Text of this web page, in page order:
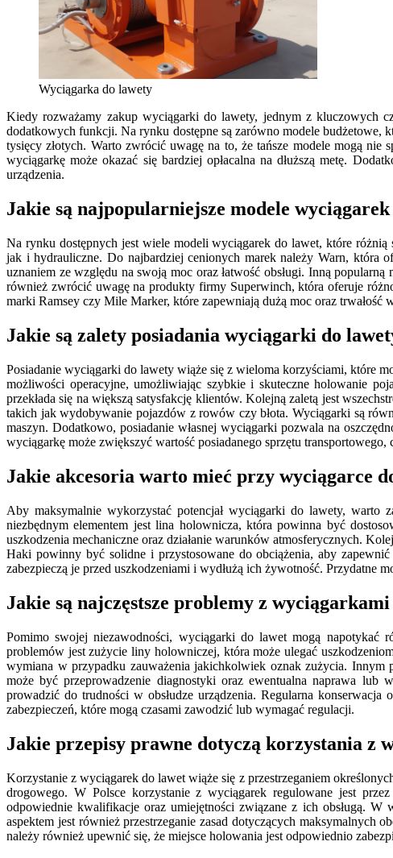
Wyciągarka do lawety
Kiedy rozważamy zakup wyciągarki do lawety, jednym z kluczowych
dodatkowych funkcji. Na rynku dostępne są zarówno modele budżetowe,
tysięcy złotych. Warto zwrócić uwagę na to, że tańsze modele mogą
wyciągarkę może okazać się bardziej opłacalna na dłuższą metę.
urządzenia.
Jakie są najpopularniejsze modele
Na rynku dostępnych jest wiele modeli wyciągarek do lawet, które różnią
jak i hydrauliczne. Do najbardziej cenionych marek należy Warn, która
uznaniem ze względu na swoją moc oraz łatwość obsługi. Inną
również zwrócić uwagę na produkty firmy Superwinch, która oferuje
marki Ramsey czy Mile Marker, które zapewniają dużą moc oraz trwałość
Jakie są zalety posiadania wyciągarki do
Posiadanie wyciągarki do lawety wiąże się z wieloma korzyściami, które
możliwości operacyjne, umożliwiając szybkie i skuteczne holowanie
przekłada się na większą satysfakcję klientów. Kolejną zaletą jest
takich jak wydobywanie pojazdów z rowów czy błota. Wyciągarki są
maszyn. Dodatkowo, posiadanie własnej wyciągarki pozwala na
wyciągarkę może zwiększyć wartość posiadanego sprzętu
Jakie akcesoria warto mieć przy wyciągarce
Aby maksymalnie wykorzystać potencjał wyciągarki do lawety, warto
niezbędnym elementem jest lina holownicza, która powinna być
uszkodzenia mechaniczne oraz działanie warunków atmosferycznych.
Haki powinny być solidne i przystosowane do obciążenia, aby
zabezpieczą je przed uszkodzeniami i wydłużą ich żywotność.
Jakie są najczęstsze problemy z
Pomimo swojej niezawodności, wyciągarki do lawet mogą napotykać
problemów jest zużycie liny holowniczej, która może ulegać
wymiana w przypadku zauważenia jakichkolwiek oznak zużycia. Innym
może być przeprowadzenie diagnostyki oraz ewentualna naprawa lub
prowadzić do trudności w obsłudze urządzenia. Regularna
zabezpieczeń, które mogą czasami zawodzić lub wymagać regulacji.
Jakie przepisy prawne dotyczą korzystania z
Korzystanie z wyciągarek do lawet wiąże się z przestrzeganiem
drogowego. W Polsce korzystanie z wyciągarek regulowane jest
odpowiednie kwalifikacje oraz umiejętności związane z ich obsługą.
aspektem jest również przestrzeganie zasad dotyczących maksymalnych
należy również upewnić się, że miejsce holowania jest odpowiednio